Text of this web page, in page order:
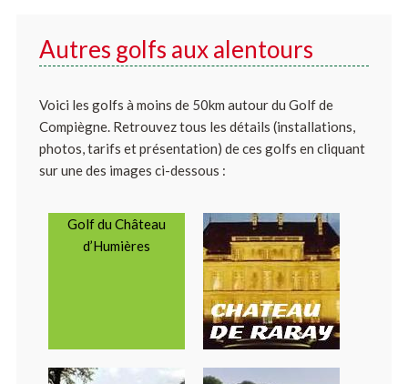
Autres golfs aux alentours
Voici les golfs à moins de 50km autour du Golf de
Compiègne. Retrouvez tous les détails (installations,
photos, tarifs et présentation) de ces golfs en cliquant
sur une des images ci-dessous :
Golf du Château
d’Humières